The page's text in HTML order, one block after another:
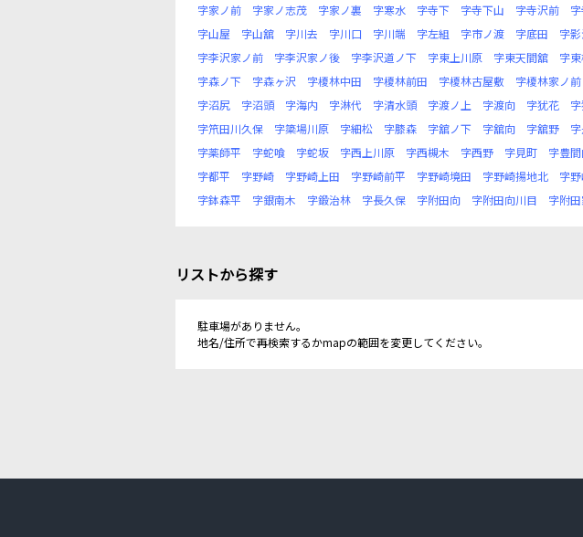
字家ノ前
字家ノ志茂 字家ノ裏 字寒水 字寺下 字寺下山 字寺沢前
字山屋
字山舘 字川去 字川口 字川端 字左組 字市ノ渡 字底田 字
字李沢家ノ前
字李沢家ノ後 字李沢道ノ下 字東上川原 字東天間舘 字
字森ノ下
字森ヶ沢 字榎林中田 字榎林前田 字榎林古屋敷 字榎林家ノ前
字沼尻
字沼頭 字海内 字淋代 字清水頭 字渡ノ上 字渡向 字犹花
字笊田川久保
字簗場川原 字細松 字膝森 字舘ノ下 字舘向 字舘野
字薬師平
字蛇喰 字蛇坂 字西上川原 字西槻木 字西野 字見町 字豊
字都平
字野崎 字野崎上田 字野崎前平 字野崎境田 字野崎揚地北 字
字鉢森平
字銀南木 字鍛治林 字長久保 字附田向 字附田向川目 字附
リストから探す
駐車場がありません。
地名/住所で再検索するかmapの範囲を変更してください。